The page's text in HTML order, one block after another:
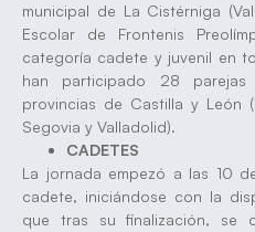
municipal de La Cistérniga
Escolar de Frontenis
categoría cadete y juvenil en
han participado 28
provincias de Castilla y León
Segovia y Valladolid).
CADETES
La jornada empezó a las 10
cadete, iniciándose con la
que tras su finalización, se